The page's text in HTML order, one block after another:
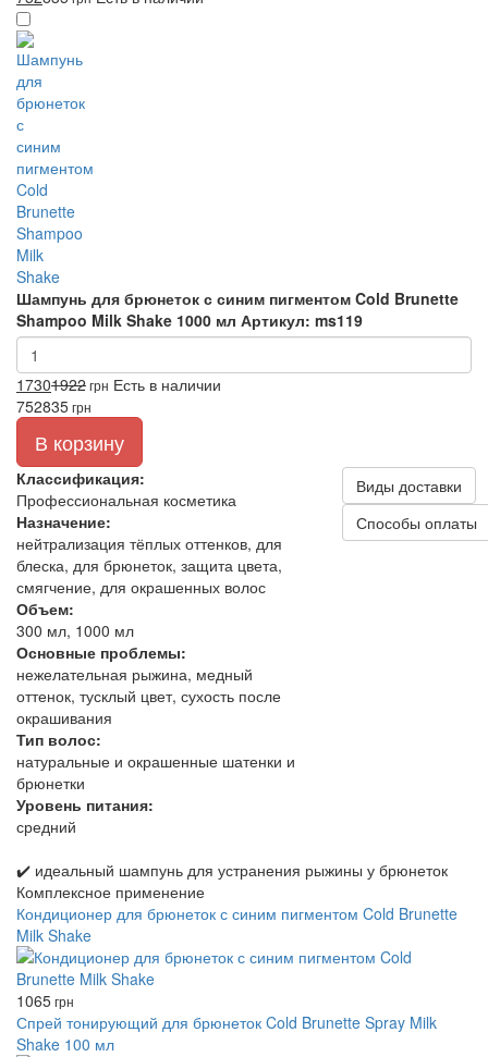
Шампунь для брюнеток с синим пигментом Cold Brunette
Shampoo Milk Shake 1000 мл Артикул: ms119
17301922грн Есть в наличии
752835грн
В корзину
Классификация:
Профессиональная косметика
Назначение:
нейтрализация тёплых оттенков, для
блеска, для брюнеток, защита цвета,
смягчение, для окрашенных волос
Объем:
300 мл, 1000 мл
Основные проблемы:
нежелательная рыжина, медный
оттенок, тусклый цвет, сухость после
окрашивания
Тип волос:
натуральные и окрашенные шатенки и
брюнетки
Уровень питания:
средний
Виды доставки
Способы оплаты
✔️ идеальный шампунь для устранения рыжины у брюнеток
Комплексное применение
Кондиционер для брюнеток с синим пигментом Cold Brunette
Milk Shake
1065грн
Спрей тонирующий для брюнеток Cold Brunette Spray Milk
Shake 100 мл